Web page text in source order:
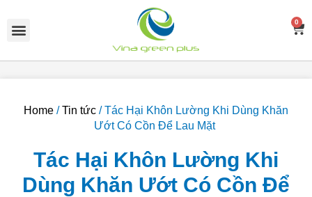
Skip
to
content
Menu 0
Home /Tin tức / Tác Hại Khôn Lường Khi Dùng Khăn
Ướt Có Cồn Để Lau Mặt
Tác Hại Khôn Lường Khi
Dùng Khăn Ướt Có Cồn Để